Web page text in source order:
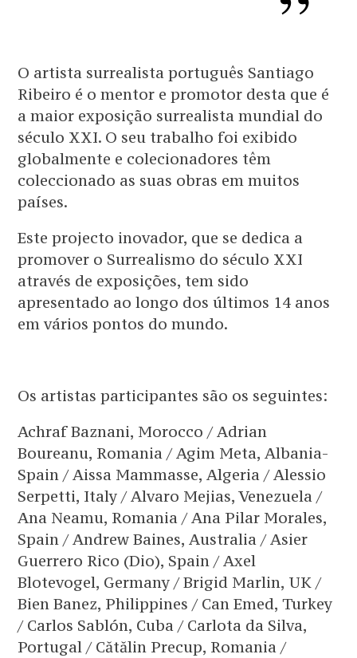
O artista surrealista português Santiago
Ribeiro é o mentor e promotor desta que é
a maior exposição surrealista mundial do
século XXI. O seu trabalho foi exibido
globalmente e colecionadores têm
coleccionado as suas obras em muitos
países.
Este projecto inovador, que se dedica a
promover o Surrealismo do século XXI
através de exposições, tem sido
apresentado ao longo dos últimos 14 anos
em vários pontos do mundo.
Os artistas participantes são os seguintes:
Achraf Baznani, Morocco / Adrian
Boureanu, Romania / Agim Meta, Albania-
Spain / Aissa Mammasse, Algeria / Alessio
Serpetti, Italy / Alvaro Mejias, Venezuela /
Ana Neamu, Romania / Ana Pilar Morales,
Spain / Andrew Baines, Australia / Asier
Guerrero Rico (Dio), Spain / Axel
Blotevogel, Germany / Brigid Marlin, UK /
Bien Banez, Philippines / Can Emed, Turkey
/ Carlos Sablón, Cuba / Carlota da Silva,
Portugal / Cătălin Precup, Romania /